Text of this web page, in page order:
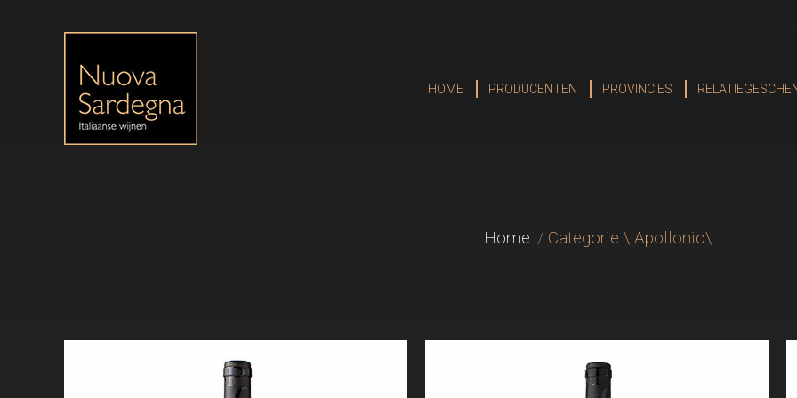
HOME PRODUCENTEN PROVINCIES
Je bent hier:
Home Categorie \ Apollonio\